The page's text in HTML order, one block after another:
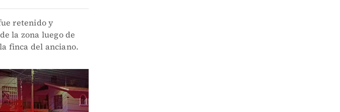
retenido y
la zona luego de
finca del anciano.